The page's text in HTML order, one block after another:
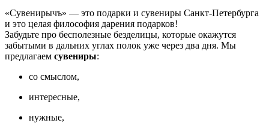
«Сувенирычъ» — это подарки и сувениры Санкт-Петербурга
и это целая философия дарения подарков!
Забудьте про бесполезные безделицы, которые окажутся
забытыми в дальних углах полок уже через два дня. Мы
предлагаем сувениры:
со смыслом,
интересные,
нужные,